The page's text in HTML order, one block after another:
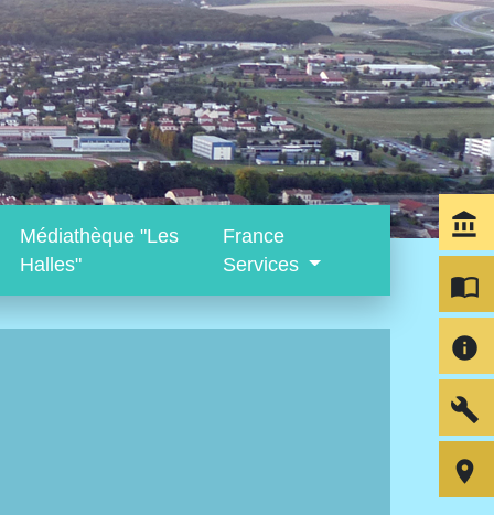
Médiathèque "Les
Halles"
France
Services
account_balance
import_contacts
info
build
room